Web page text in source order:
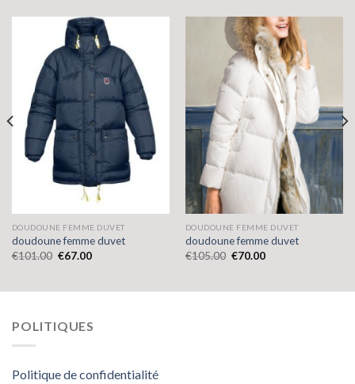
DOUDOUNE FEMME DUVET
doudoune femme duvet
€101.00 €67.00
DOUDOUNE FEMME DUVET
doudoune femme duvet
€105.00 €70.00
POLITIQUES
Politique de confidentialité